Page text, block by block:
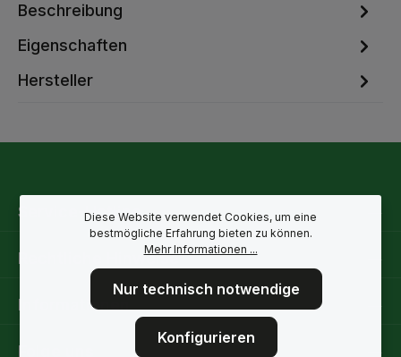
Beschreibung
Eigenschaften
Hersteller
Service-Hotline
Rechtliche Hinweise
Informationen
Folge uns
Diese Website verwendet Cookies, um eine
bestmögliche Erfahrung bieten zu können.
Mehr Informationen ...
Nur technisch notwendige
Konfigurieren